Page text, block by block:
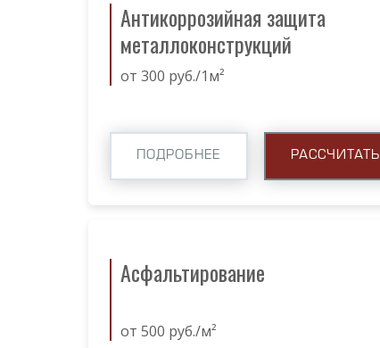
Антикоррозийная защита
металлоконструкций
от 300 руб./1м²
ПОДРОБНЕЕ РАССЧИТАТЬ
Асфальтирование
от 500 руб./м²